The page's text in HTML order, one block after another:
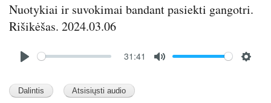
Nuotykiai ir suvokimai bandant pasiekti gangotri.
Rišikėšas. 2024.03.06
l
a
31:41